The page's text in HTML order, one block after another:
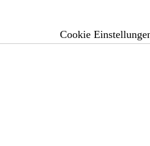
Cookie